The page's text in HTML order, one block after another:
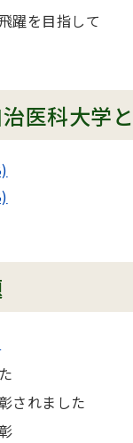
躍を目指して
医科大学
されました